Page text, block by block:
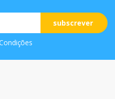
subscrever